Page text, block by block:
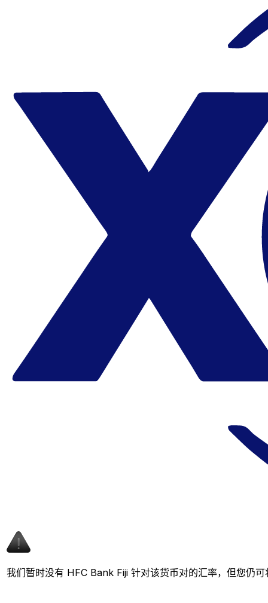
我们暂时没有 HFC Bank Fiji 针对该货币对的汇率，但您仍